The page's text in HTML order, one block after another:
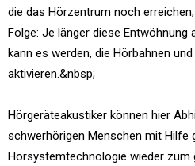
die das Hörzentrum noch
Folge: Je länger diese
kann es werden, die Hörbahnen
aktivieren.&nbsp;
Hörgeräteakustiker können hier
schwerhörigen Menschen mit Hilfe
Hörsystemtechnologie wieder zum